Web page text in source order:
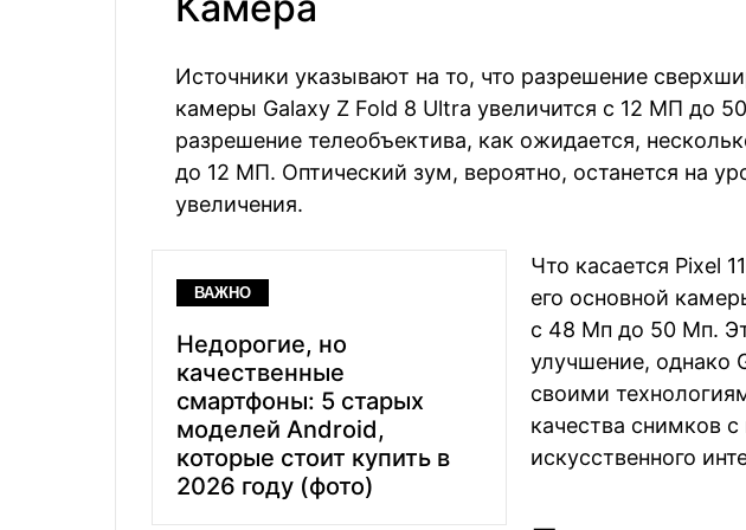
Источники указывают на то, что разрешение
камеры Galaxy Z Fold 8 Ultra увеличится с 12 МП до
разрешение телеобъектива, как ожидается,
до 12 МП. Оптический зум, вероятно, останется на
увеличения.
ВАЖНО
Недорогие, но
качественные
смартфоны: 5 старых
моделей Android,
которые стоит купить в
2026 году (фото)
Что касается Pixel
его основной
с 48 Мп до 50 Мп.
улучшение, однако
своими
качества снимков
искусственного